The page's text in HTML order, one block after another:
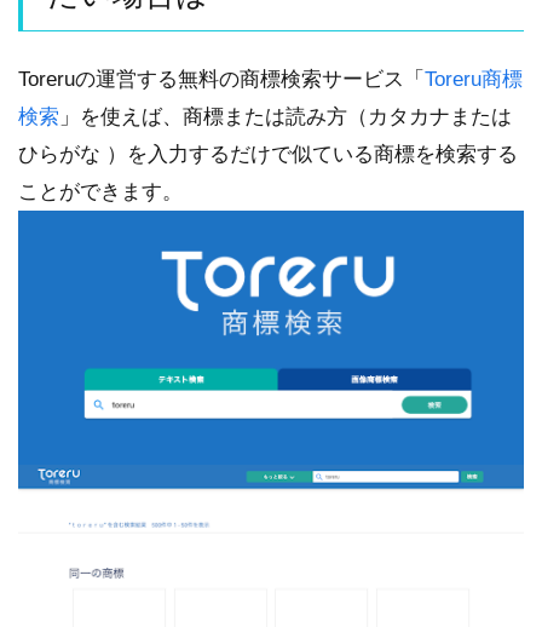
Toreruの運営する無料の商標検索サービス「 Toreru商標
検索 」を使えば、商標または読み方（カタカナまたは
ひらがな ）を入力するだけで似ている商標を検索する
ことができます。